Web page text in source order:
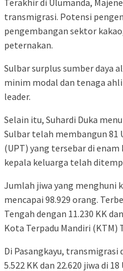
Terakhir di Ulumanda,
transmigrasi. Potensi
pengembangan sektor
peternakan.
Sulbar surplus sumber daya
minim modal dan tenaga
leader.
Selain itu, Suhardi Duka
Sulbar telah membangun
(UPT) yang tersebar di
kepala keluarga telah
Jumlah jiwa yang menghuni
mencapai 98.929 orang.
Tengah dengan 11.230 KK
Kota Terpadu Mandiri (KTM)
Di Pasangkayu,
5.522 KK dan 22.620 jiwa di